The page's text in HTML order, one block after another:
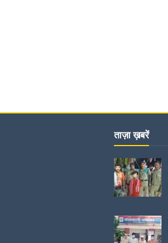
ताज़ा ख़बरें